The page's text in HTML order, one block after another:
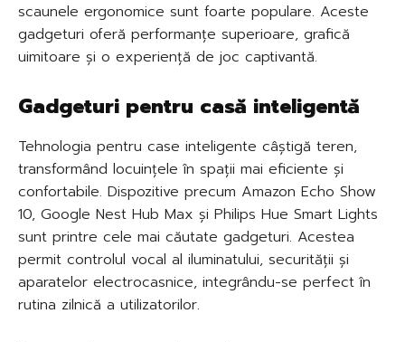
scaunele ergonomice sunt foarte populare. Aceste
gadgeturi oferă performanțe superioare, grafică
uimitoare și o experiență de joc captivantă.
Gadgeturi pentru casă inteligentă
Tehnologia pentru case inteligente câștigă teren,
transformând locuințele în spații mai eficiente și
confortabile. Dispozitive precum Amazon Echo Show
10, Google Nest Hub Max și Philips Hue Smart Lights
sunt printre cele mai căutate gadgeturi. Acestea
permit controlul vocal al iluminatului, securității și
aparatelor electrocasnice, integrându-se perfect în
rutina zilnică a utilizatorilor.